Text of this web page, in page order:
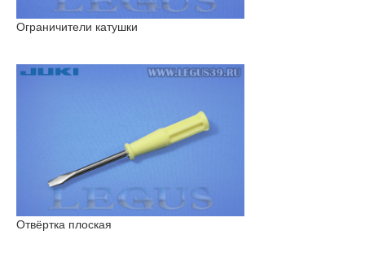
Ограничители катушки
Отвёртка плоская